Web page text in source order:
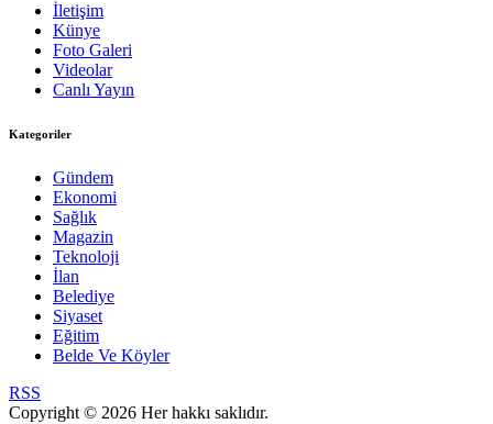
İletişim
Künye
Foto Galeri
Videolar
Canlı Yayın
Kategoriler
Gündem
Ekonomi
Sağlık
Magazin
Teknoloji
İlan
Belediye
Siyaset
Eğitim
Belde Ve Köyler
RSS
Copyright © 2026 Her hakkı saklıdır.